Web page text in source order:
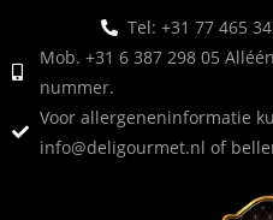
Tel: +31 77 465
Mob. +31 6 387 298 05
nummer.
Voor allergeneninformatie
info@deligourmet.nl of